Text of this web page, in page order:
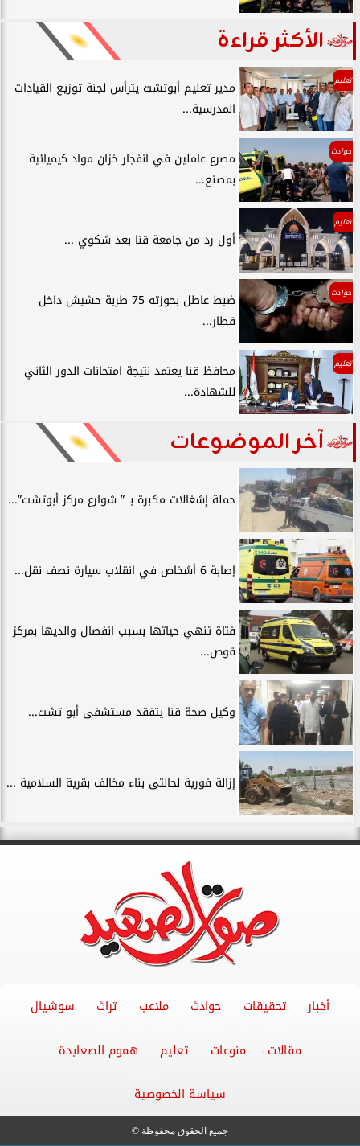
الأكثر قراءة
تعليم
مدير تعليم أبوتشت يترأس لجنة توزيع القيادات
المدرسية...
حوادث
مصرع عاملين في انفجار خزان مواد كيميائية
بمصنع...
تعليم
أول رد من جامعة قنا بعد شكوي ...
حوادث
ضبط عاطل بحوزته 75 طربة حشيش داخل
قطار...
تعليم
محافظ قنا يعتمد نتيجة امتحانات الدور الثاني
للشهادة...
آخر الموضوعات
حملة إشغالات مكبرة بـ ” شوارع مركز أبوتشت”...
إصابة 6 أشخاص في انقلاب سيارة نصف نقل...
فتاة تنهي حياتها بسبب انفصال والديها بمركز
قوص...
وكيل صحة قنا يتفقد مستشفى أبو تشت...
إزالة فورية لحالتى بناء مخالف بقرية السلامية ...
أخبار تحقيقات حوادث ملاعب تراث سوشيال
مقالات منوعات تعليم هموم الصعايدة
سياسة الخصوصية
جميع الحقوق محفوظة ©